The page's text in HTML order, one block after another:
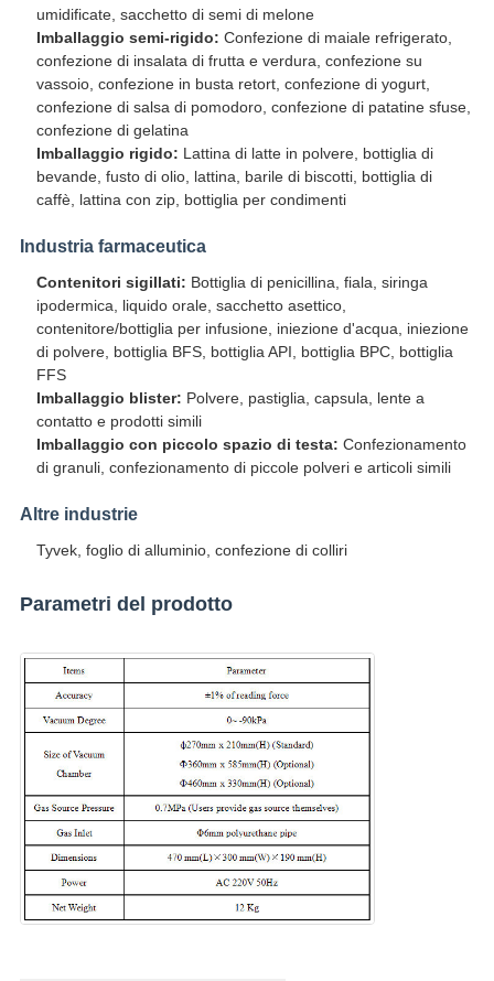
umidificate, sacchetto di semi di melone
Imballaggio semi-rigido: Confezione di maiale refrigerato,
confezione di insalata di frutta e verdura, confezione su
vassoio, confezione in busta retort, confezione di yogurt,
confezione di salsa di pomodoro, confezione di patatine sfuse,
confezione di gelatina
Imballaggio rigido: Lattina di latte in polvere, bottiglia di
bevande, fusto di olio, lattina, barile di biscotti, bottiglia di
caffè, lattina con zip, bottiglia per condimenti
Industria farmaceutica
Contenitori sigillati: Bottiglia di penicillina, fiala, siringa
ipodermica, liquido orale, sacchetto asettico,
contenitore/bottiglia per infusione, iniezione d'acqua, iniezione
di polvere, bottiglia BFS, bottiglia API, bottiglia BPC, bottiglia
FFS
Imballaggio blister: Polvere, pastiglia, capsula, lente a
contatto e prodotti simili
Imballaggio con piccolo spazio di testa: Confezionamento
di granuli, confezionamento di piccole polveri e articoli simili
Altre industrie
Tyvek, foglio di alluminio, confezione di colliri
Parametri del prodotto